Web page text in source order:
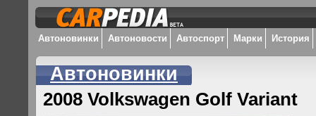
Автоновинки Автоновости Автоспорт Марки История
Автоновинки
2008 Volkswagen Golf Variant